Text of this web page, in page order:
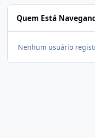
Quem Está
Nenhum usuário